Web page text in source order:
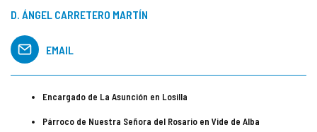
D. ÁNGEL CARRETERO MARTÍN
EMAIL
Encargado de La Asunción en Losilla
Párroco de Nuestra Señora del Rosario en Vide de Alba